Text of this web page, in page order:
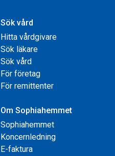
Sök vård
Hitta vårdgivare
Sök läkare
Sök vård
För företag
För remittenter
Om Sophiahemmet
Sophiahemmet
Koncernledning
E-faktura